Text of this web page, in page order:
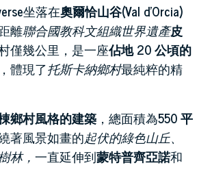
坐落在奧爾恰山谷(Val d'Orcia)
離聯合國教科文組織世界遺產皮
僅幾公里，是一座佔地 20 公頃的
，體現了托斯卡納鄉村最純粹的精
鄉村風格的建築 ，總面積為550 平
著風景如畫的起伏的綠色山丘、
林， 一直延伸到蒙特普齊亞諾和